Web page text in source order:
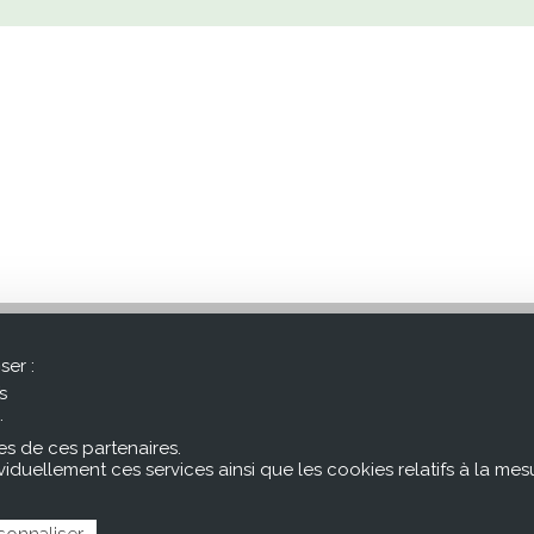
:
de ces partenaires.
ces services ainsi que les cookies relatifs à la